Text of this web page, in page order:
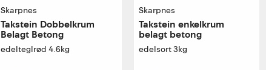
Skarpnes
Takstein Dobbelkrum
Belagt Betong
edelteglrød 4.6kg
Skarpnes
Takstein enkelkrum
belagt betong
edelsort 3kg